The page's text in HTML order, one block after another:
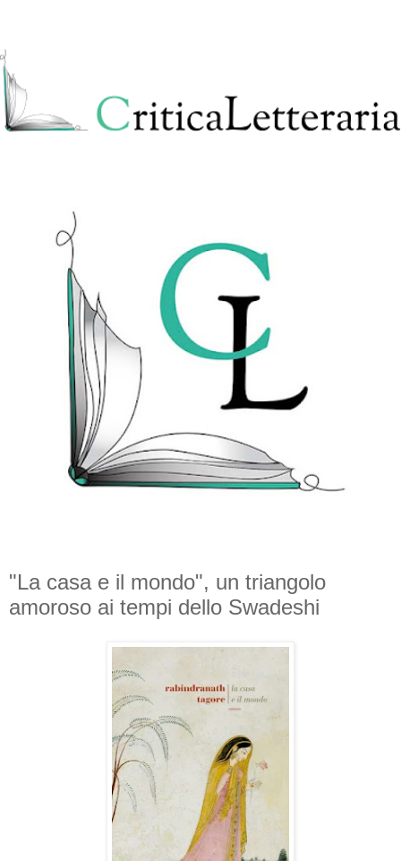
"La casa e il mondo", un triangolo
amoroso ai tempi dello Swadeshi